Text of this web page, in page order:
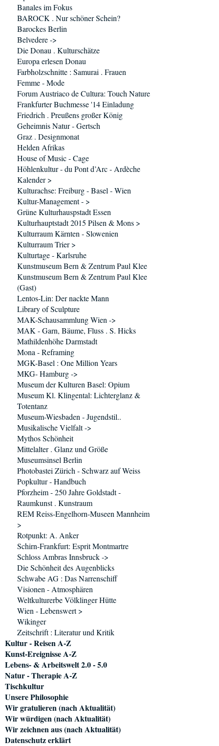
Banales im Fokus
BAROCK . Nur schöner Schein?
Barockes Berlin
Belvedere ->
Die Donau . Kulturschätze
Europa erlesen Donau
Farbholzschnitte : Samurai . Frauen
Femme - Mode
Forum Austriaco de Cultura: Touch Nature
Frankfurter Buchmesse '14 Einladung
Friedrich . Preußens großer König
Geheimnis Natur - Gertsch
Graz . Designmonat
Helden Afrikas
House of Music - Cage
Höhlenkultur - du Pont d’Arc - Ardèche
Kalender >
Kulturachse: Freiburg - Basel - Wien
Kultur-Management - >
Grüne Kulturhauspstadt Essen
Kulturhauptstadt 2015 Pilsen & Mons >
Kulturraum Kärnten - Slowenien
Kulturraum Trier >
Kulturtage - Karlsruhe
Kunstmuseum Bern & Zentrum Paul Klee
Kunstmuseum Bern & Zentrum Paul Klee
(Gast)
Lentos-Lin: Der nackte Mann
Library of Sculpture
MAK-Schausammlung Wien ->
MAK - Garn, Bäume, Fluss . S. Hicks
Mathildenhöhe Darmstadt
Mona - Reframing
MGK-Basel : One Million Years
MKG- Hamburg ->
Museum der Kulturen Basel: Opium
Museum Kl. Klingental: Lichterglanz &
Totentanz
Museum-Wiesbaden - Jugendstil..
Musikalische Vielfalt ->
Mythos Schönheit
Mittelalter . Glanz und Größe
Museumsinsel Berlin
Photobastei Zürich - Schwarz auf Weiss
Popkultur - Handbuch
Pforzheim - 250 Jahre Goldstadt -
Raumkunst . Kunstraum
REM Reiss-Engelhorn-Museen Mannheim
>
Rotpunkt: A. Anker
Schirn-Frankfurt: Esprit Montmartre
Schloss Ambras Innsbruck ->
Die Schönheit des Augenblicks
Schwabe AG : Das Narrenschiff
Visionen - Atmosphären
Weltkulturerbe Völklinger Hütte
Wien - Lebenswert >
Wikinger
Zeitschrift : Literatur und Kritik
Kultur - Reisen A-Z
Kunst-Ereignisse A-Z
Lebens- & Arbeitswelt 2.0 - 5.0
Natur - Therapie A-Z
Tischkultur
Unsere Philosophie
Wir gratulieren (nach Aktualität)
Wir würdigen (nach Aktualität)
Wir zeichnen aus (nach Aktualität)
Datenschutz erklärt